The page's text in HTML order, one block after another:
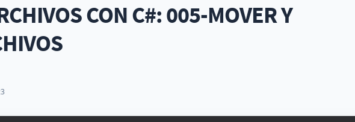
CON C#: 005-MOVER Y